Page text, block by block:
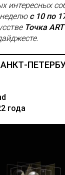
интересных
с 10 по
Точка ART
года